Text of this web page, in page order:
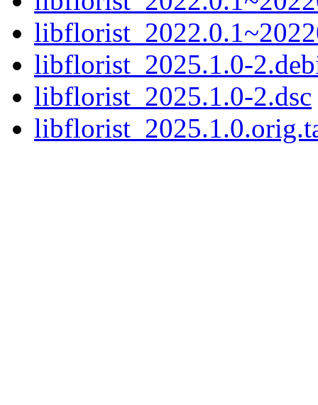
libflorist_2025.1.0-
libflorist_2025.1.0-2.dsc